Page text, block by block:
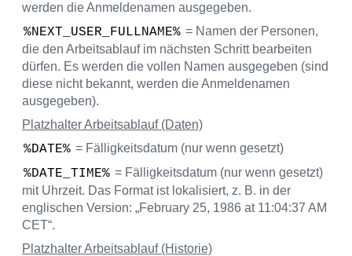
werden die Anmeldenamen ausgegeben.
%NEXT_USER_FULLNAME% = Namen der Personen,
die den Arbeitsablauf im nächsten Schritt bearbeiten
dürfen. Es werden die vollen Namen ausgegeben (sind
diese nicht bekannt, werden die Anmeldenamen
ausgegeben).
Platzhalter Arbeitsablauf (Daten)
%DATE% = Fälligkeitsdatum (nur wenn gesetzt)
%DATE_TIME% = Fälligkeitsdatum (nur wenn gesetzt)
mit Uhrzeit. Das Format ist lokalisiert, z. B. in der
englischen Version: „February 25, 1986 at 11:04:37 AM
CET“.
Platzhalter Arbeitsablauf (Historie)